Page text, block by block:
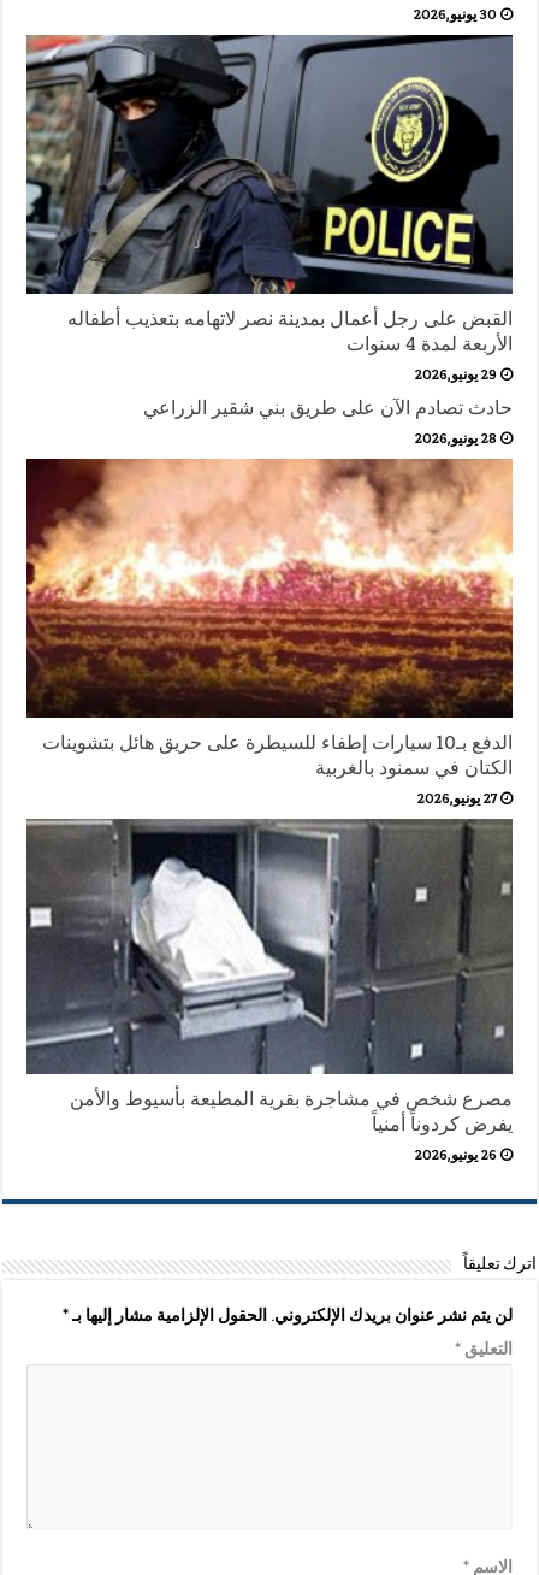
30 يونيو,2026
القبض على رجل أعمال بمدينة نصر لاتهامه بتعذيب أطفاله
الأربعة لمدة 4 سنوات
29 يونيو,2026
حادث تصادم الآن على طريق بني شقير الزراعي
28 يونيو,2026
الدفع بـ10 سيارات إطفاء للسيطرة على حريق هائل بتشوينات
الكتان في سمنود بالغربية
27 يونيو,2026
مصرع شخص في مشاجرة بقرية المطيعة بأسيوط والأمن
يفرض كردوناً أمنياً
26 يونيو,2026
اترك تعليقاً
لن يتم نشر عنوان بريدك الإلكتروني. الحقول الإلزامية مشار إليها بـ*
التعليق*
الاسم*